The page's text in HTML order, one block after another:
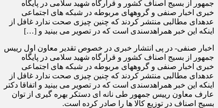
جمهور از بسیج اصناف کشور و قرارگاه شهید سلامی در پایگاه
خبری اخبار صنفی و گروههای مربوطه در شبکه های اجتماعی
عدهدای مطالبی منتشر کردند که چنین چیزی صحت ندارد غافل از
اینکه این خبر همراهدسندی است که در تصویر می بینید و […]
اخبار صنفی- در پی انتشار خبری در خصوص تقدیر معاون اول رییس
جمهور از بسیج اصناف کشور و قرارگاه شهید سلامی در پایگاه
خبری اخبار صنفی و گروههای مربوطه در شبکه های اجتماعی
عدهدای مطالبی منتشر کردند که چنین چیزی صحت ندارد غافل از
اینکه این خبر همراهدسندی است که در تصویر می بینید و اتفاقا دکتر
عارف معاون رییس جمهور طی نانه ای دستکر بهره گیری از توان
بسیج اصناف در توزیع کالا ها را صادر کرده است.